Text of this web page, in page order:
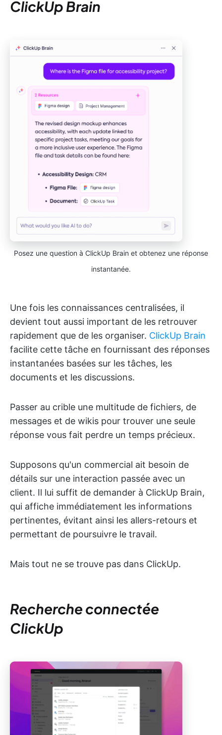
ClickUp Brain
Posez une question à ClickUp Brain et obtenez une réponse
instantanée.
Une fois les connaissances centralisées, il
devient tout aussi important de les retrouver
rapidement que de les organiser. ClickUp Brain
facilite cette tâche en fournissant des réponses
instantanées basées sur les tâches, les
documents et les discussions.
Passer au crible une multitude de fichiers, de
messages et de wikis pour trouver une seule
réponse vous fait perdre un temps précieux.
Supposons qu'un commercial ait besoin de
détails sur une interaction passée avec un
client. Il lui suffit de demander à ClickUp Brain,
qui affiche immédiatement les informations
pertinentes, évitant ainsi les allers-retours et
permettant de poursuivre le travail.
Mais tout ne se trouve pas dans ClickUp.
Recherche connectée
ClickUp